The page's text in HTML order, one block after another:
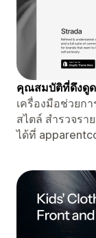
คุณสมบัติที่ดึงดู
เครื่องมือช่วยก
สไตล์ สำรวจรา
ได้ที่